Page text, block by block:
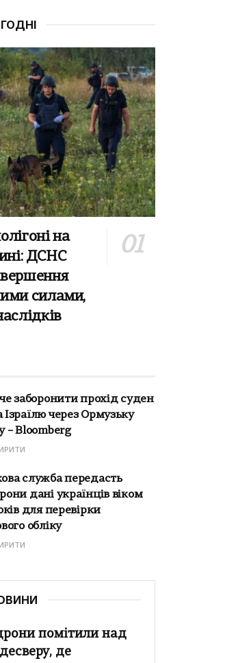
на
ДСНС
силами,
заборонити прохід суден
через Ормузьку
– Bloomberg
служба передасть
дані українців віком
для перевірки
обліку
помітили над
де